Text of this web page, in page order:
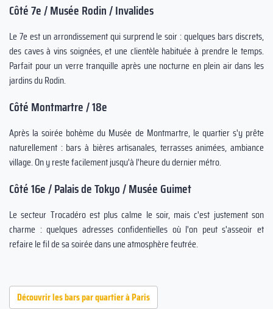
Côté 7e / Musée Rodin / Invalides
Le 7e est un arrondissement qui surprend le soir : quelques bars discrets,
des caves à vins soignées, et une clientèle habituée à prendre le temps.
Parfait pour un verre tranquille après une nocturne en plein air dans les
jardins du Rodin.
Côté Montmartre / 18e
Après la soirée bohème du Musée de Montmartre, le quartier s'y prête
naturellement : bars à bières artisanales, terrasses animées, ambiance
village. On y reste facilement jusqu'à l'heure du dernier métro.
Côté 16e / Palais de Tokyo / Musée Guimet
Le secteur Trocadéro est plus calme le soir, mais c'est justement son
charme : quelques adresses confidentielles où l'on peut s'asseoir et
refaire le fil de sa soirée dans une atmosphère feutrée.
Découvrir les bars par quartier à Paris